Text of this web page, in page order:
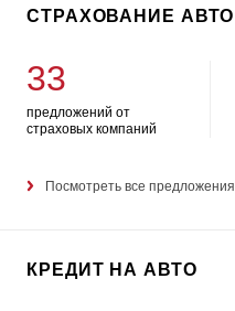
СТРАХОВАНИЕ АВТО
33
предложений от
страховых компаний
Посмотреть все предложения
КРЕДИТ НА АВТО